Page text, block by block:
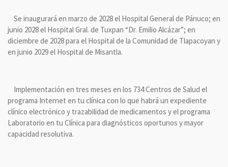
Se inaugurará en marzo de 2028 el Hospital General de Pánuco; en
junio 2028 el Hospital Gral. de Tuxpan “Dr. Emilio Alcázar”; en
diciembre de 2028 para el Hospital de la Comunidad de Tlapacoyan y
en junio 2029 el Hospital de Misantla.
Implementación en tres meses en los 734 Centros de Salud el
programa Internet en tu clínica con lo que habrá un expediente
clínico electrónico y trazabilidad de medicamentos y el programa
Laboratorio en tu Clínica para diagnósticos oportunos y mayor
capacidad resolutiva.